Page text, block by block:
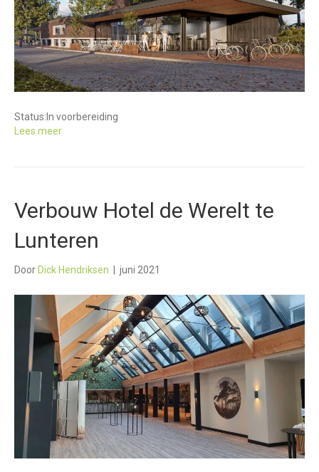
Status: In voorbereiding
Lees meer
Verbouw Hotel de Werelt te
Lunteren
Door Dick Hendriksen juni 2021